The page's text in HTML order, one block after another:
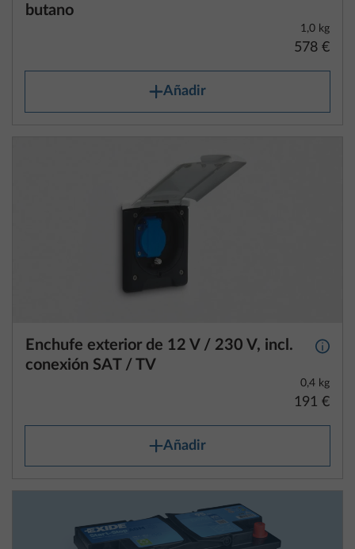
butano
1,0 kg
578 €
Añadir
Enchufe exterior de 12 V / 230 V, incl.
conexión SAT / TV
Más
0,4 kg
191 €
Añadir